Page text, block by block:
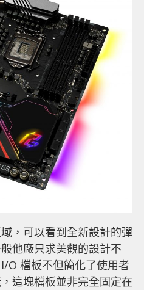
，可以看到全新設計的彈
他廠只求美觀的設計不
O 檔板不但簡化了使用者
這塊檔板並非完全固定在